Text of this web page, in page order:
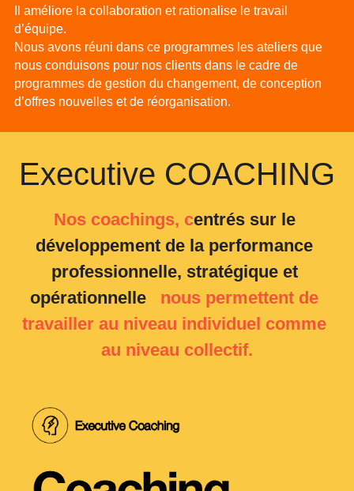
Il améliore la collaboration et rationalise le travail
d’équipe.
Nous avons réuni dans ce programmes les ateliers que
nous conduisons pour nos clients dans le cadre de
programmes de gestion du changement, de conception
d’offres nouvelles et de réorganisation.
Executive COACHING
Nos coachings, centrés sur le
développement de la performance
professionnelle, stratégique et
opérationnelle
   nous permettent de
travailler au niveau individuel comme
au niveau collectif.